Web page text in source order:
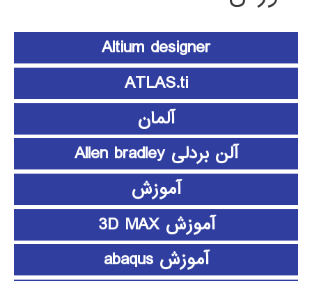
Altium designer
ATLAS.ti
آلمان
آلن بردلی Allen bradley
آموزش
آموزش 3D MAX
آموزش abaqus